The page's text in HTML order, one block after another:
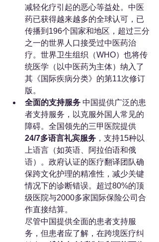
减轻化疗引起的恶心等益处。中医
药已获得越来越多的全球认可，已
传播到196个国家和地区，超过三分
之一的世界人口接受过中医药治
疗。世界卫生组织（WHO）也将传
统医学（以中医药为主体）纳入了
其《国际疾病分类》的第11次修订
版。
全面的支持服务 中国提供广泛的患
者支持服务，以克服外国人常见的
障碍。全国领先的三甲医院提供
24/7多语言礼宾服务 ，支持15种以
上语言（如英语、阿拉伯语和俄
语）。政府认证的医疗翻译团队确
保跨文化护理的精准性，减少关键
情况下的诊断错误。超过80%的顶
级医院与2000多家国际保险公司合
作直接结算。
尽管中国提供全面的患者支持服
务，但患者应了解，在跨境医疗纠